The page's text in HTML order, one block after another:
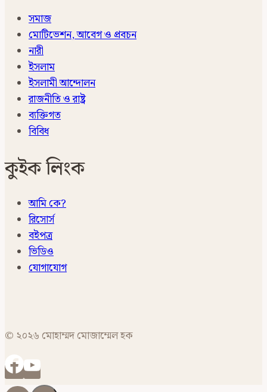
সমাজ
মোটিভেশন, আবেগ ও প্রবচন
নারী
ইসলাম
ইসলামী আন্দোলন
রাজনীতি ও রাষ্ট্র
ব্যক্তিগত
বিবিধ
কুইক লিংক
আমি কে?
রিসোর্স
বইপত্র
ভিডিও
যোগাযোগ
© ২০২৬ মোহাম্মদ মোজাম্মেল হক